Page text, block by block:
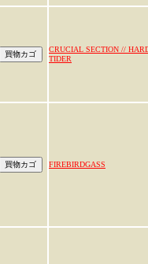
CRUCIAL SECTION //
TIDER
FIREBIRDGASS